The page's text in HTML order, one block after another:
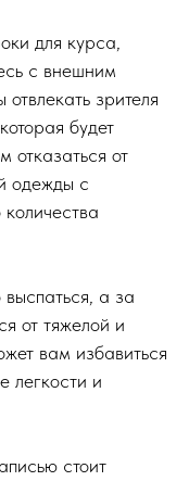
для курса,
с внешним
зрителя
будет
от
одежды с
а за
от тяжелой и
вам избавиться
легкости и
стоит